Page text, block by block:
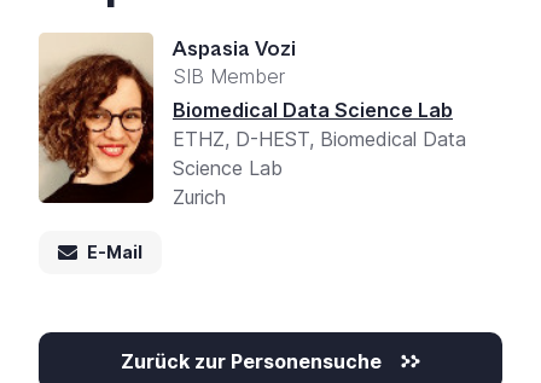
Diese
Tastenkombination
aktiviert
Screenreader,
beim
Aspasia Vozi
SIB Member
Biomedical Data Science Lab
ETHZ, D-HEST, Biomedical Data
Science Lab
Zurich
E-Mail
Zurück zur Personensuche